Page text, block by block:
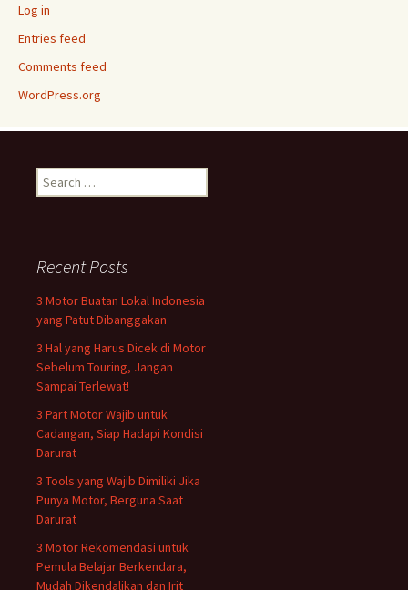
Log in
Entries feed
Comments feed
WordPress.org
Search
for:
Recent Posts
3 Motor Buatan Lokal Indonesia
yang Patut Dibanggakan
3 Hal yang Harus Dicek di Motor
Sebelum Touring, Jangan
Sampai Terlewat!
3 Part Motor Wajib untuk
Cadangan, Siap Hadapi Kondisi
Darurat
3 Tools yang Wajib Dimiliki Jika
Punya Motor, Berguna Saat
Darurat
3 Motor Rekomendasi untuk
Pemula Belajar Berkendara,
Mudah Dikendalikan dan Irit